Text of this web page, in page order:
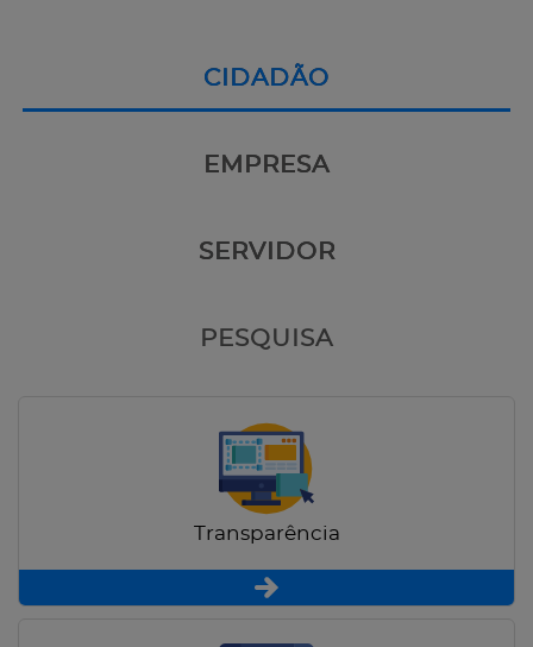
CIDADÃO
EMPRESA
SERVIDOR
PESQUISA
Transparência